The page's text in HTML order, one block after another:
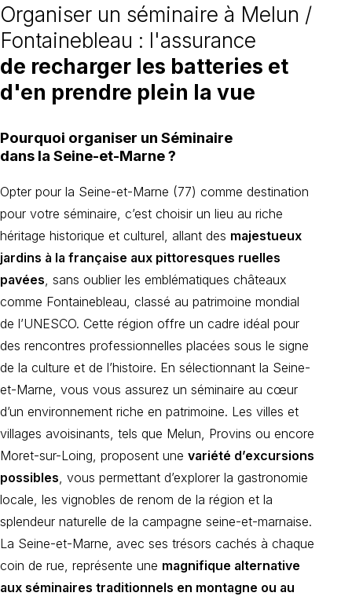
Organiser un séminaire à Melun /
Fontainebleau : l'assurance
de recharger les batteries et
d'en prendre plein la vue
Pourquoi organiser un Séminaire
dans la Seine-et-Marne ?
Opter pour la Seine-et-Marne (77) comme destination
pour votre séminaire, c’est choisir un lieu au riche
héritage historique et culturel, allant des majestueux
jardins à la française aux pittoresques ruelles
pavées , sans oublier les emblématiques châteaux
comme Fontainebleau, classé au patrimoine mondial
de l’UNESCO. Cette région offre un cadre idéal pour
des rencontres professionnelles placées sous le signe
de la culture et de l’histoire. En sélectionnant la Seine-
et-Marne, vous vous assurez un séminaire au cœur
d’un environnement riche en patrimoine. Les villes et
villages avoisinants, tels que Melun, Provins ou encore
Moret-sur-Loing, proposent une variété d’excursions
possibles , vous permettant d’explorer la gastronomie
locale, les vignobles de renom de la région et la
splendeur naturelle de la campagne seine-et-marnaise.
La Seine-et-Marne, avec ses trésors cachés à chaque
coin de rue, représente une magnifique alternative
aux séminaires traditionnels en montagne ou au